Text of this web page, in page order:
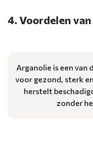
4. Voordelen
Arganolie is een van
voor gezond, sterk
herstelt
zonder